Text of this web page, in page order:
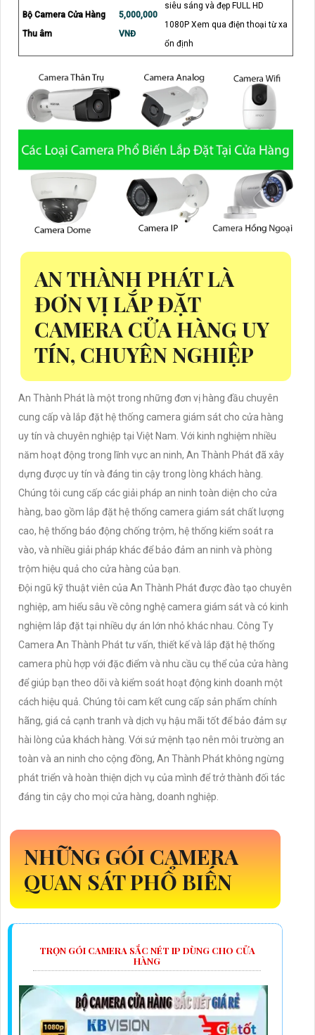
Bộ Camera Cửa Hàng
Thu âm
5,000,000
VNĐ
siêu sáng và đẹp FULL HD
1080P Xem qua điện thoại từ xa
ổn định
AN THÀNH PHÁT LÀ
ĐƠN VỊ LẮP ĐẶT
CAMERA CỬA HÀNG UY
TÍN, CHUYÊN NGHIỆP
An Thành Phát là một trong những đơn vị hàng đầu chuyên
cung cấp và lắp đặt hệ thống camera giám sát cho cửa hàng
uy tín và chuyên nghiệp tại Việt Nam. Với kinh nghiệm nhiều
năm hoạt động trong lĩnh vực an ninh, An Thành Phát đã xây
dựng được uy tín và đáng tin cậy trong lòng khách hàng.
Chúng tôi cung cấp các giải pháp an ninh toàn diện cho cửa
hàng, bao gồm lắp đặt hệ thống camera giám sát chất lượng
cao, hệ thống báo động chống trộm, hệ thống kiểm soát ra
vào, và nhiều giải pháp khác để bảo đảm an ninh và phòng
trộm hiệu quả cho cửa hàng của bạn.
Đội ngũ kỹ thuật viên của An Thành Phát được đào tạo chuyên
nghiệp, am hiểu sâu về công nghệ camera giám sát và có kinh
nghiệm lắp đặt tại nhiều dự án lớn nhỏ khác nhau. Công Ty
Camera An Thành Phát tư vấn, thiết kế và lắp đặt hệ thống
camera phù hợp với đặc điểm và nhu cầu cụ thể của cửa hàng
để giúp bạn theo dõi và kiểm soát hoạt động kinh doanh một
cách hiệu quả. Chúng tôi cam kết cung cấp sản phẩm chính
hãng, giá cả cạnh tranh và dịch vụ hậu mãi tốt để bảo đảm sự
hài lòng của khách hàng. Với sứ mệnh tạo nên môi trường an
toàn và an ninh cho cộng đồng, An Thành Phát không ngừng
phát triển và hoàn thiện dịch vụ của mình để trở thành đối tác
đáng tin cậy cho mọi cửa hàng, doanh nghiệp.
NHỮNG GÓI CAMERA
QUAN SÁT PHỔ BIẾN
TRỌN GÓI CAMERA SẮC NÉT IP DÙNG CHO CỬA
HÀNG